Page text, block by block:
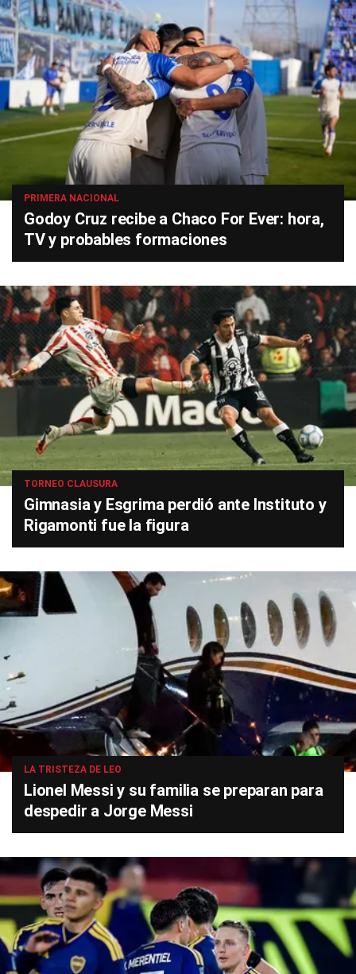
PRIMERA NACIONAL
Godoy Cruz recibe a Chaco For Ever: hora,
TV y probables formaciones
TORNEO CLAUSURA
Gimnasia y Esgrima perdió ante Instituto y
Rigamonti fue la figura
LA TRISTEZA DE LEO
Lionel Messi y su familia se preparan para
despedir a Jorge Messi